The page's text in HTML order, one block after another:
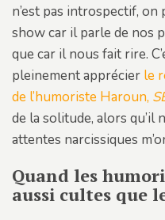
n’est pas introspectif,
show car il parle de nos
que car il nous fait rire.
pleinement apprécier le
de l’humoriste Haroun,
de la solitude, alors qu’il
attentes narcissiques
Quand les
aussi cultes que